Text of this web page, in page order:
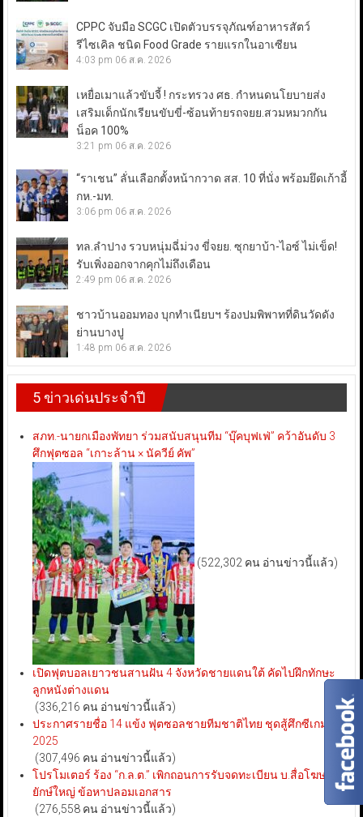
CPPC จับมือ SCGC เปิดตัวบรรจุภัณฑ์อาหารสัตว์
รีไซเคิล ชนิด Food Grade รายแรกในอาเซียน
4:03 pm 06 ส.ค. 2026
เหยื่อเมาแล้วขับจี้ ! กระทรวง ศธ. กำหนดนโยบายส่ง
เสริมเด็กนักเรียนขับขี่-ซ้อนท้ายรถจยย.สวมหมวกกัน
น็อค 100%
3:21 pm 06 ส.ค. 2026
“ราเชน” ลั่นเลือกตั้งหน้ากวาด สส. 10 ที่นั่ง พร้อมยึดเก้าอี้
กห.-มท.
3:06 pm 06 ส.ค. 2026
ทล.ลำปาง รวบหนุ่มฉี่ม่วง ขี่จยย. ซุกยาบ้า-ไอซ์ ไม่เข็ด!
รับเพิ่งออกจากคุกไม่ถึงเดือน
2:49 pm 06 ส.ค. 2026
ชาวบ้านออมทอง บุกทำเนียบฯ ร้องปมพิพาทที่ดินวัดดัง
ย่านบางปู
1:48 pm 06 ส.ค. 2026
5 ข่าวเด่นประจำปี
สภท.-นายกเมืองพัทยา ร่วมสนับสนุนทีม “บุ๊คบุฟเฟ่” คว้าอันดับ 3
ศึกฟุตซอล “เกาะล้าน × นัควีย์ คัพ”
(522,302 คน อ่านข่าวนี้แล้ว)
เปิดฟุตบอลเยาวชนสานฝัน 4 จังหวัดชายแดนใต้ คัดไปฝึกทักษะ
ลูกหนังต่างแดน
(336,216 คน อ่านข่าวนี้แล้ว)
ประกาศรายชื่อ 14 แข้ง ฟุตซอลชายทีมชาติไทย ชุดสู้ศึกซีเกมส์
2025
(307,496 คน อ่านข่าวนี้แล้ว)
โปรโมเตอร์ ร้อง “ก.ล.ต.” เพิกถอนการรับจดทะเบียน บ.สื่อโฆษณา
ยักษ์ใหญ่ ข้อหาปลอมเอกสาร
(276,558 คน อ่านข่าวนี้แล้ว)